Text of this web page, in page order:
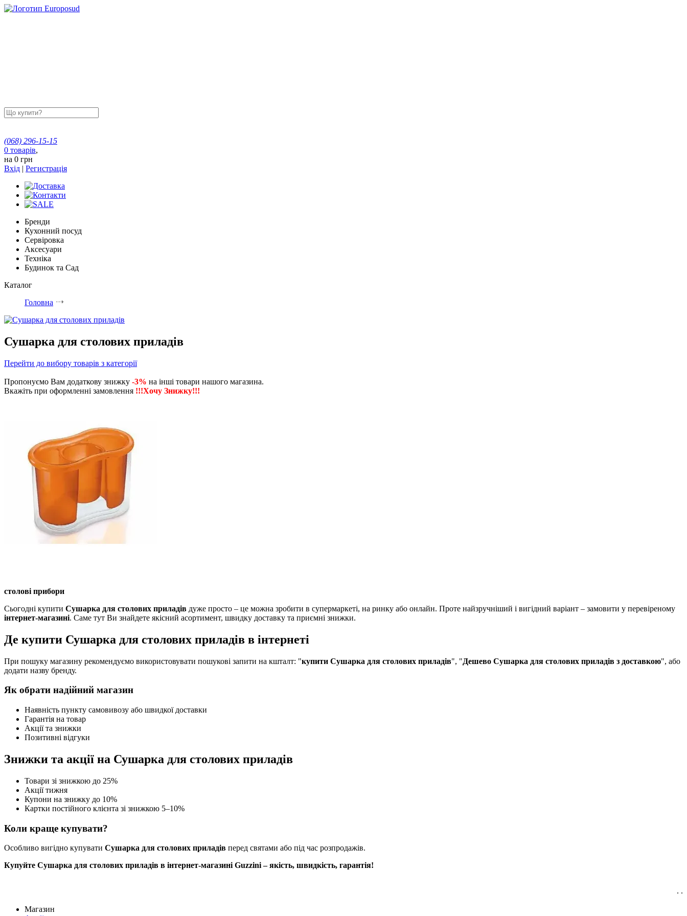
(068) 296-15-15
0 товарів,
на 0 грн
Вхід | Регистрація
Бренди
Кухонний посуд
Сервіровка
Аксесуари
Техніка
Будинок та Сад
Каталог
Головна
Сушарка для столових приладів
Перейти до вибору товарів з категорії
Пропонуємо Вам додаткову знижку -3% на інші товари нашого магазина.
Вкажіть при оформленні замовлення !!!Хочу Знижку!!!
столові прибори
Сьогодні купити Сушарка для столових приладів дуже просто – це можна зробити в супермаркеті, на ринку або онлайн. Проте найзручніший і вигідний варіант – замовити у перевіреному
інтернет-магазині. Саме тут Ви знайдете якісний асортимент, швидку доставку та приємні знижки.
Де купити Сушарка для столових приладів в інтернеті
При пошуку магазину рекомендуємо використовувати пошукові запити на кшталт: "купити Сушарка для столових приладів", "Дешево Сушарка для столових приладів з доставкою", або
додати назву бренду.
Як обрати надійний магазин
Наявність пункту самовивозу або швидкої доставки
Гарантія на товар
Акції та знижки
Позитивні відгуки
Знижки та акції на Сушарка для столових приладів
Товари зі знижкою до 25%
Акції тижня
Купони на знижку до 10%
Картки постійного клієнта зі знижкою 5–10%
Коли краще купувати?
Особливо вигідно купувати Сушарка для столових приладів перед святами або під час розпродажів.
Купуйте Сушарка для столових приладів в інтернет-магазині Guzzini – якість, швидкість, гарантія!
. .
Магазин